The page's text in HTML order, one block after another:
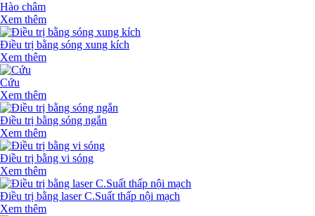
Hào châm
Xem thêm
Điều trị bằng sóng xung kích
Xem thêm
Cứu
Xem thêm
Điều trị bằng sóng ngắn
Xem thêm
Điều trị bằng vi sóng
Xem thêm
Điều trị bằng laser C.Suất thấp nội mạch
Xem thêm